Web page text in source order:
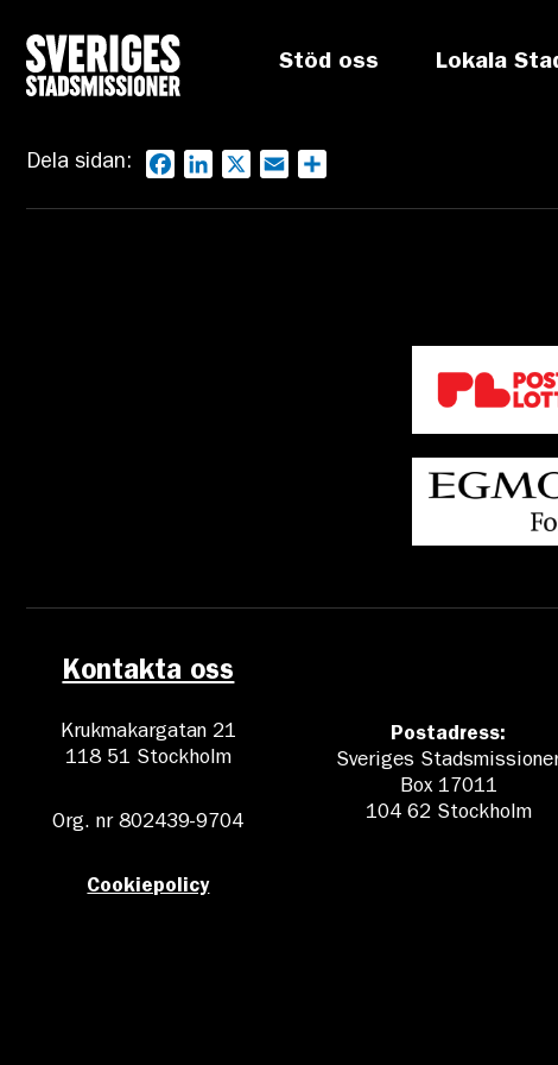
Stöd oss Lokala
Dela sidan: FacebookLinkedIn Email
Kontakta oss
Krukmakargatan 21
118 51 Stockholm
Org. nr 802439-9704
Cookiepolicy
Postadress:
Sveriges
Box 17011
104 62 Stockholm